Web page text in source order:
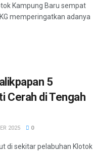
Kampung Baru sempat
memperingatkan adanya
5
Cerah di Tengah
2025 0
di sekitar pelabuhan Klotok